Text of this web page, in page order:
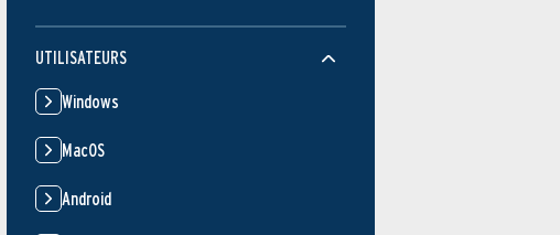
UTILISATEURS
Windows
MacOS
Android